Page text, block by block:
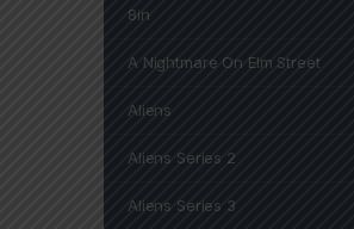
8in
A Nightmare On Elm Street
Aliens
Aliens Series 2
Aliens Series 3